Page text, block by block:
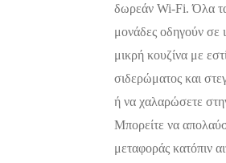
δωρεάν Wi-Fi. Όλα τα
μονάδες οδηγούν σε
μικρή κουζίνα με
σιδερώματος και
ή να χαλαρώσετε
Μπορείτε να
μεταφοράς κατόπιν